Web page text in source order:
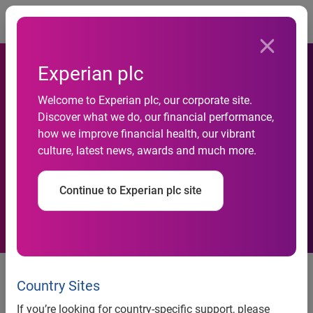
Experian plc
Welcome to Experian plc, our corporate site.
Discover what we do, our financial performance,
how we improve financial health, our vibrant
culture, latest news, awards and much more.
Continue to Experian plc site
Country Sites
If you’re looking for country-specific support, please
Mikro KOBİ’ler için
Kredilendirme Kararları Artık
Çok Daha Doğru ve Hızlı!
Türkiye’deki girişimlerin büyük bir
bölümünü oluşturan mikro